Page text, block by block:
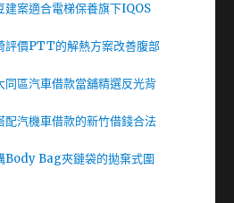
建案適合電梯保養旗下IQOS
評價PTT的解熱方案改善腹部
同區汽車借款當舖精選反光背
配汽機車借款的新竹借錢合法
Body Bag夾鏈袋的拋棄式圍